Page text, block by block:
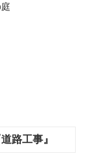
路工事』